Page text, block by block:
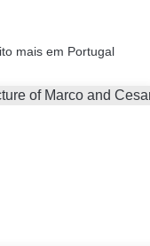
mais em Portugal